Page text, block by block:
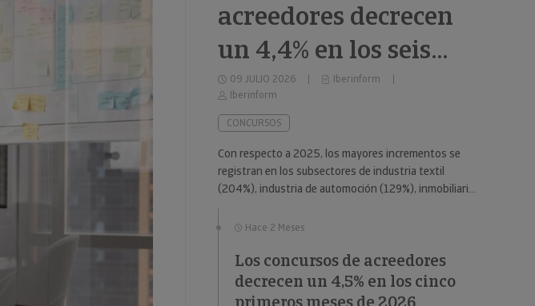
acreedores decrecen
un 4,4% en los seis
primeros meses de
2026
09 JULIO 2026
Iberinform
Iberinform
CONCURSOS
Con respecto a 2025, los mayores incrementos se
registran en los subsectores de industria textil
(204%), industria de automoción (129%), inmobiliario
(59%), industria metalúrgica (57%) y educación (49%).
Hace 2 Meses
Los concursos de acreedores
decrecen un 4,5% en los cinco